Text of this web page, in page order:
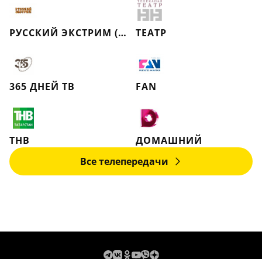
РУССКИЙ ЭКСТРИМ (РЕТРО) ТЕАТР
365 ДНЕЙ ТВ FAN
ТНВ
ДОМАШНИЙ
Все телепередачи